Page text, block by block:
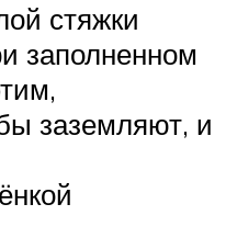
стяжки
заполненном
заземляют, и